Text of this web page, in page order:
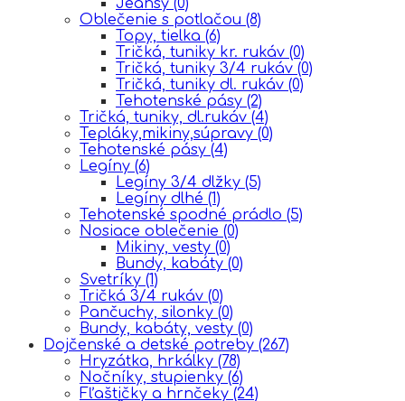
Oblečenie s potlačou (8)
Topy, tielka (6)
Tričká, tuniky kr. rukáv (0)
Tričká, tuniky 3/4 rukáv (0)
Tričká, tuniky dl. rukáv (0)
Tehotenské pásy (2)
Tričká, tuniky, dl.rukáv (4)
Tepláky,mikiny,súpravy (0)
Tehotenské pásy (4)
Legíny (6)
Legíny 3/4 dlžky (5)
Legíny dlhé (1)
Tehotenské spodné prádlo (5)
Nosiace oblečenie (0)
Mikiny, vesty (0)
Bundy, kabáty (0)
Svetríky (1)
Tričká 3/4 rukáv (0)
Pančuchy, silonky (0)
Bundy, kabáty, vesty (0)
Dojčenské a detské potreby (267)
Hryzátka, hrkálky (78)
Nočníky, stupienky (6)
Fľaštičky a hrnčeky (24)